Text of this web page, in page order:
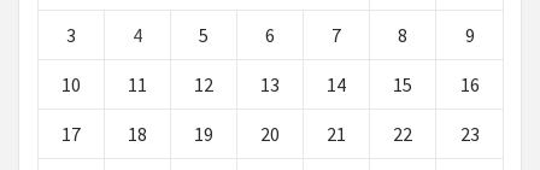
3 4 5 6 7 8 9
10 11 12 13 14 15 16
17 18 19 20 21 22 23